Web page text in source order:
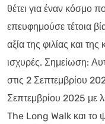
θέτει για έναν κόσμο
επευφημούσε τέτοια
αξία της φιλίας και
ισχυρές. Σημείωση:
στις 2 Σεπτεμβρίου
Σεπτεμβρίου 2025 με
The Long Walk και